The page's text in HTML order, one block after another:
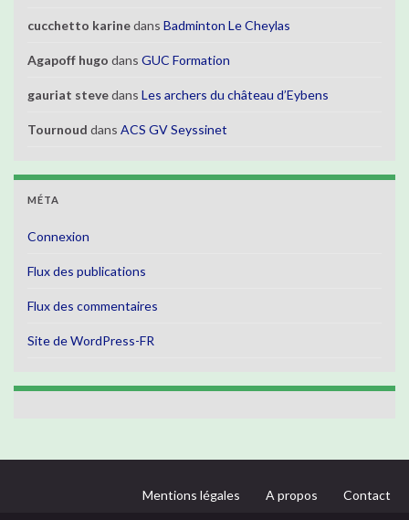
cucchetto karinedans Badminton Le Cheylas
Agapoff hugo dans GUC Formation
gauriat stevedans Les archers du château d’Eybens
Tournoud dans ACS GV Seyssinet
MÉTA
Connexion
Flux des publications
Flux des commentaires
Site de WordPress-FR
Mentions légales A propos Contact